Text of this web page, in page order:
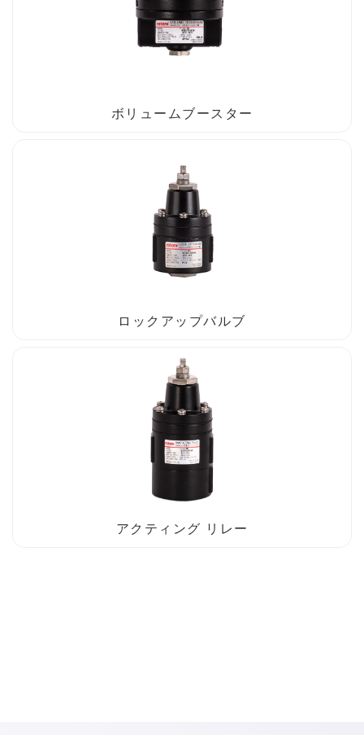
ボリュームブースター
ロックアップバルブ
アクティング リレー